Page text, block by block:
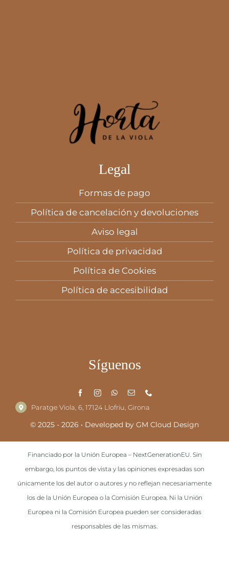
Legal
Formas de pago
Política de cancelación y devoluciones
Aviso legal
Política de privacidad
Política de Cookies
Política de accesibilidad
Síguenos
Paratge Viola, 6, 17124 Llofriu, Girona
© 2025 - 2026 • Developed by GM Cloud Design
Financiado por la Unión Europea – NextGenerationEU. Sin
embargo, los puntos de vista y las opiniones expresadas son
únicamente los del autor o autores y no reflejan necesariamente
los de la Unión Europea o la Comisión Europea. Ni la Unión
Europea ni la Comisión Europea pueden ser consideradas
responsables de las mismas.